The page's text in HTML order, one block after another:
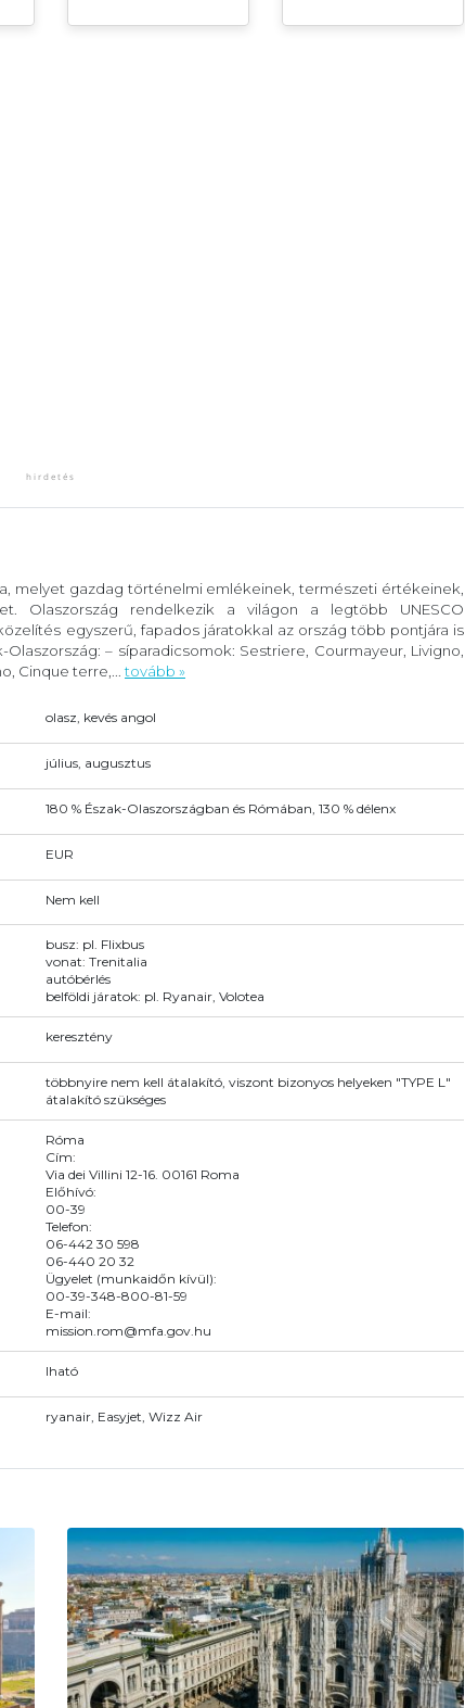
melyet gazdag történelmi emlékeinek, természeti értékeinek,
Olaszország rendelkezik a világon a legtöbb UNESCO
egyszerű, fapados járatokkal az ország több pontjára is
– síparadicsomok: Sestriere, Courmayeur, Livigno,
Cinque terre,... tovább »
olasz, kevés angol
július, augusztus
180 % Észak-Olaszországban és Rómában, 130 % délenx
EUR
Nem kell
busz: pl. Flixbus
vonat: Trenitalia
autóbérlés
belföldi járatok: pl. Ryanair, Volotea
keresztény
többnyire nem kell átalakító, viszont bizonyos helyeken "TYPE L"
átalakító szükséges
Róma
Cím:
Via dei Villini 12-16. 00161 Roma
Előhívó:
00-39
Telefon:
06-442 30 598
06-440 20 32
Ügyelet (munkaidőn kívül):
00-39-348-800-81-59
E-mail:
mission.rom@mfa.gov.hu
Iható
ryanair, Easyjet, Wizz Air